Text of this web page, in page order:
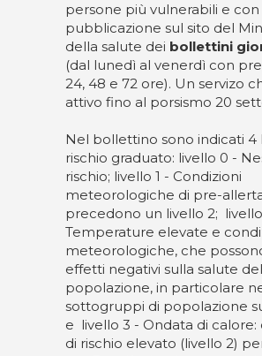
persone più vulnerabili e con
pubblicazione sul sito del
della salute dei bollettini
(dal lunedì al venerdì con
24, 48 e 72 ore). Un servizo
attivo fino al porsismo 20
Nel bollettino sono indicati 4
rischio graduato: livello 0 -
rischio; livello 1 - Condizioni
meteorologiche di pre-
precedono un livello 2;
Temperature elevate e
meteorologiche, che
effetti negativi sulla salute
popolazione, in particolare
sottogruppi di popolazione
e livello 3 - Ondata di calore:
di rischio elevato (livello 2)